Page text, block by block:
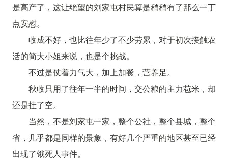
是高产了，这让绝望的刘家屯村民算是稍稍有了那么一丁
点安慰。
收成不好，也比往年少了不少劳累，对于初次接触农
活的简大小姐来说，也是个挑战。
不过是仗着力气大，加上加餐，营养足。
秋收只用了往年一半的时间，交公粮的主力苞米，却
还是挂了空。
当然，不是刘家屯一家，整个公社，整个县城，整个
省，几乎都是同样的景象，有好几个严重的地区甚至已经
出现了饿死人事件。